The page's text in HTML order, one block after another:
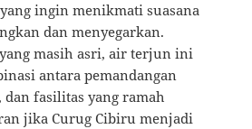
ingin menikmati suasana
dan menyegarkan.
masih asri, air terjun ini
antara pemandangan
dan fasilitas yang ramah
jika Curug Cibiru menjadi